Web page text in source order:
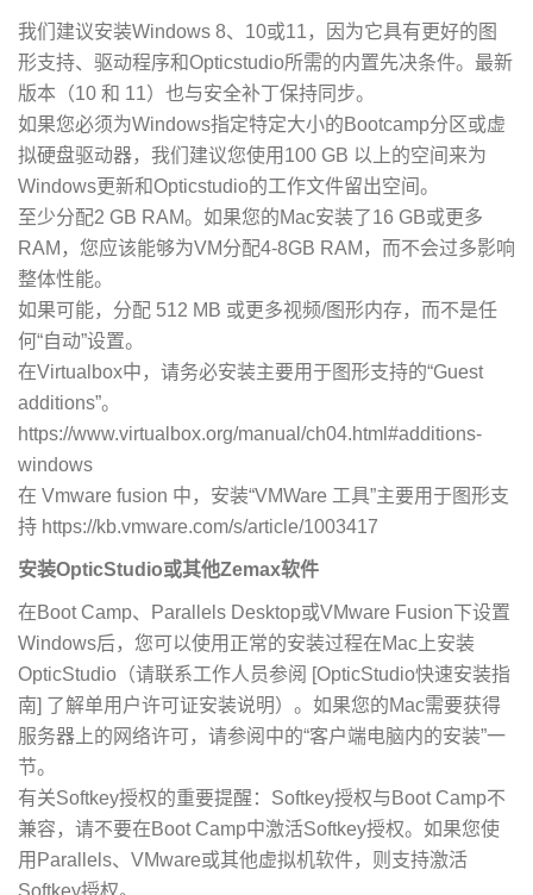
我们建议安装Windows 8、10或11，因为它具有更好的图
形支持、驱动程序和Opticstudio所需的内置先决条件。最新
版本（10 和 11）也与安全补丁保持同步。
如果您必须为Windows指定特定大小的Bootcamp分区或虚
拟硬盘驱动器，我们建议您使用100 GB 以上的空间来为
Windows更新和Opticstudio的工作文件留出空间。
至少分配2 GB RAM。如果您的Mac安装了16 GB或更多
RAM，您应该能够为VM分配4-8GB RAM，而不会过多影响
整体性能。
如果可能，分配 512 MB 或更多视频/图形内存，而不是任
何“自动”设置。
在Virtualbox中，请务必安装主要用于图形支持的“Guest
additions”。
https://www.virtualbox.org/manual/ch04.html#additions-
windows
在 Vmware fusion 中，安装“VMWare 工具”主要用于图形支
持 https://kb.vmware.com/s/article/1003417
安装OpticStudio或其他Zemax软件
在Boot Camp、Parallels Desktop或VMware Fusion下设置
Windows后，您可以使用正常的安装过程在Mac上安装
OpticStudio（请联系工作人员参阅 [OpticStudio快速安装指
南] 了解单用户许可证安装说明）。如果您的Mac需要获得
服务器上的网络许可，请参阅中的“客户端电脑内的安装”一
节。
有关Softkey授权的重要提醒：Softkey授权与Boot Camp不
兼容，请不要在Boot Camp中激活Softkey授权。如果您使
用Parallels、VMware或其他虚拟机软件，则支持激活
Softkey授权。